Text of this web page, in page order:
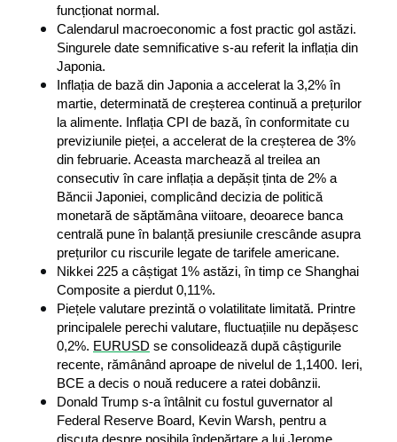
funcționat normal.
Calendarul macroeconomic a fost practic gol astăzi.
Singurele date semnificative s-au referit la inflația din
Japonia.
Inflația de bază din Japonia a accelerat la 3,2% în
martie, determinată de creșterea continuă a prețurilor
la alimente. Inflația CPI de bază, în conformitate cu
previziunile pieței, a accelerat de la creșterea de 3%
din februarie. Aceasta marchează al treilea an
consecutiv în care inflația a depășit ținta de 2% a
Băncii Japoniei, complicând decizia de politică
monetară de săptămâna viitoare, deoarece banca
centrală pune în balanță presiunile crescânde asupra
prețurilor cu riscurile legate de tarifele americane.
Nikkei 225 a câștigat 1% astăzi, în timp ce Shanghai
Composite a pierdut 0,11%.
Piețele valutare prezintă o volatilitate limitată. Printre
principalele perechi valutare, fluctuațiile nu depășesc
0,2%. EURUSD se consolidează după câștigurile
recente, rămânând aproape de nivelul de 1,1400. Ieri,
BCE a decis o nouă reducere a ratei dobânzii.
Donald Trump s-a întâlnit cu fostul guvernator al
Federal Reserve Board, Kevin Warsh, pentru a
discuta despre posibila îndepărtare a lui Jerome